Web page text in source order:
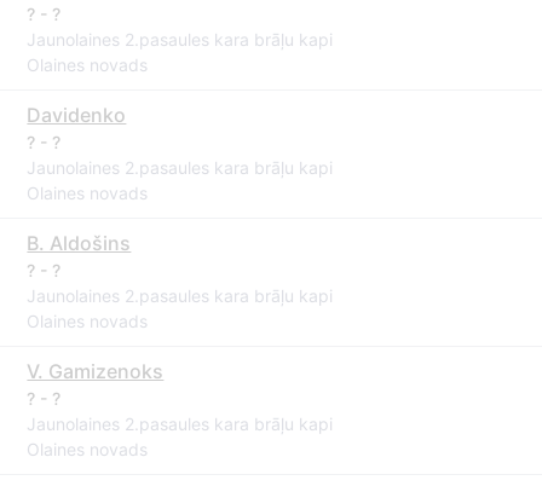
? - ?
Jaunolaines 2.pasaules kara brāļu kapi
Olaines novads
Davidenko
? - ?
Jaunolaines 2.pasaules kara brāļu kapi
Olaines novads
B. Aldošins
? - ?
Jaunolaines 2.pasaules kara brāļu kapi
Olaines novads
V. Gamizenoks
? - ?
Jaunolaines 2.pasaules kara brāļu kapi
Olaines novads